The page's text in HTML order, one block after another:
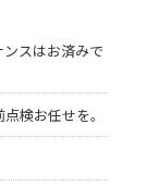
スはお済みで
検お任せを。